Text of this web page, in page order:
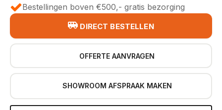
Bestellingen boven €500,- gratis bezorging
DIRECT BESTELLEN
OFFERTE AANVRAGEN
SHOWROOM AFSPRAAK MAKEN